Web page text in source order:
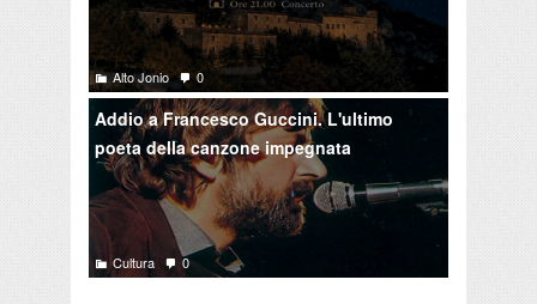
Alto Jonio 0
Addio a Francesco Guccini. L'ultimo
poeta della canzone impegnata
Cultura 0